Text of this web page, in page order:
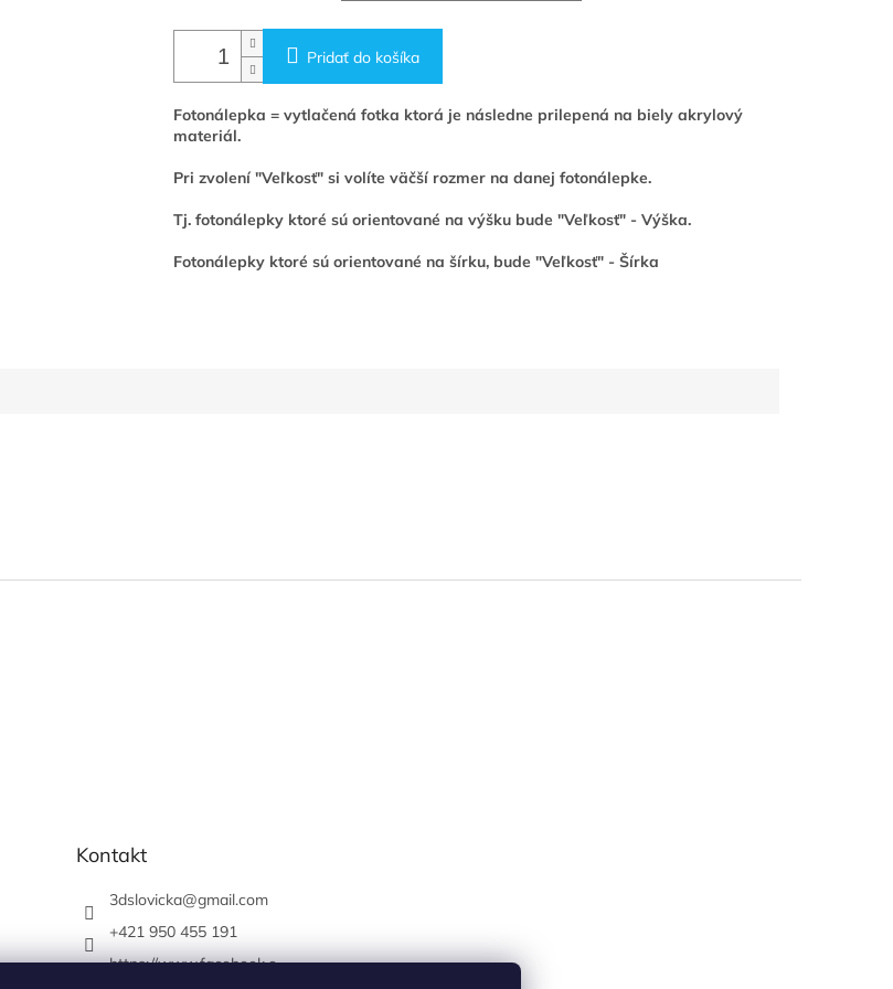
Pridať do košíka
Fotonálepka = vytlačená fotka ktorá je následne prilepená na biely akrylový
materiál.
Pri zvolení "Veľkosť" si volíte väčší rozmer na danej fotonálepke.
Tj. fotonálepky ktoré sú orientované na výšku bude "Veľkosť" - Výška.
Fotonálepky ktoré sú orientované na šírku, bude "Veľkosť" - Šírka
Kontakt
3dslovicka@gmail.com
+421 950 455 191
https://www.facebook.c